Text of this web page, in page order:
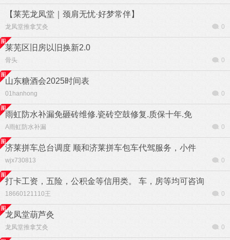
【莱芜龙凤堂｜颈肩无忧·好梦常伴】
龙凤堂推拿艾灸 0
莱芜区旧房以旧换新2.0
骨头 0
山东糖酒会2025时间表
01hanhong 0
雨虹防水补漏免砸砖维修.瓷砖空鼓修复.质保十年.免
A雨虹防水补漏 0
济莱拼车总台调度 顺和济莱拼车包车代驾服务，小件
wjx730813 0
打卡工资，五险，公积金等信用类。 车，房等均可咨询
18660121110王 0
龙凤堂葫芦灸
龙凤堂推拿艾灸 0